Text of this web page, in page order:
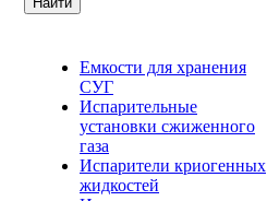
Емкости для хранения
СУГ
Испарительные
установки сжиженного
газа
Испарители криогенных
жидкостей